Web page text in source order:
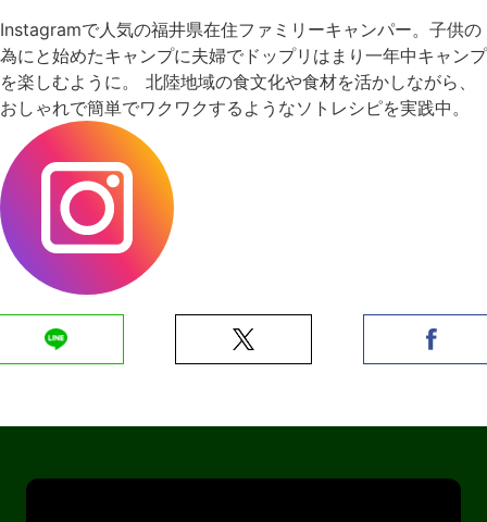
Instagramで人気の福井県在住ファミリーキャンパー。子供の
為にと始めたキャンプに夫婦でドップリはまり一年中キャンプ
を楽しむように。 北陸地域の食文化や食材を活かしながら、
おしゃれで簡単でワクワクするようなソトレシピを実践中。